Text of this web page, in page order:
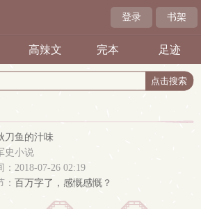
登录 书架
高辣文 完本 足迹
刀鱼的汁味
史小说
：2018-07-26 02:19
百万字了，感慨感慨？